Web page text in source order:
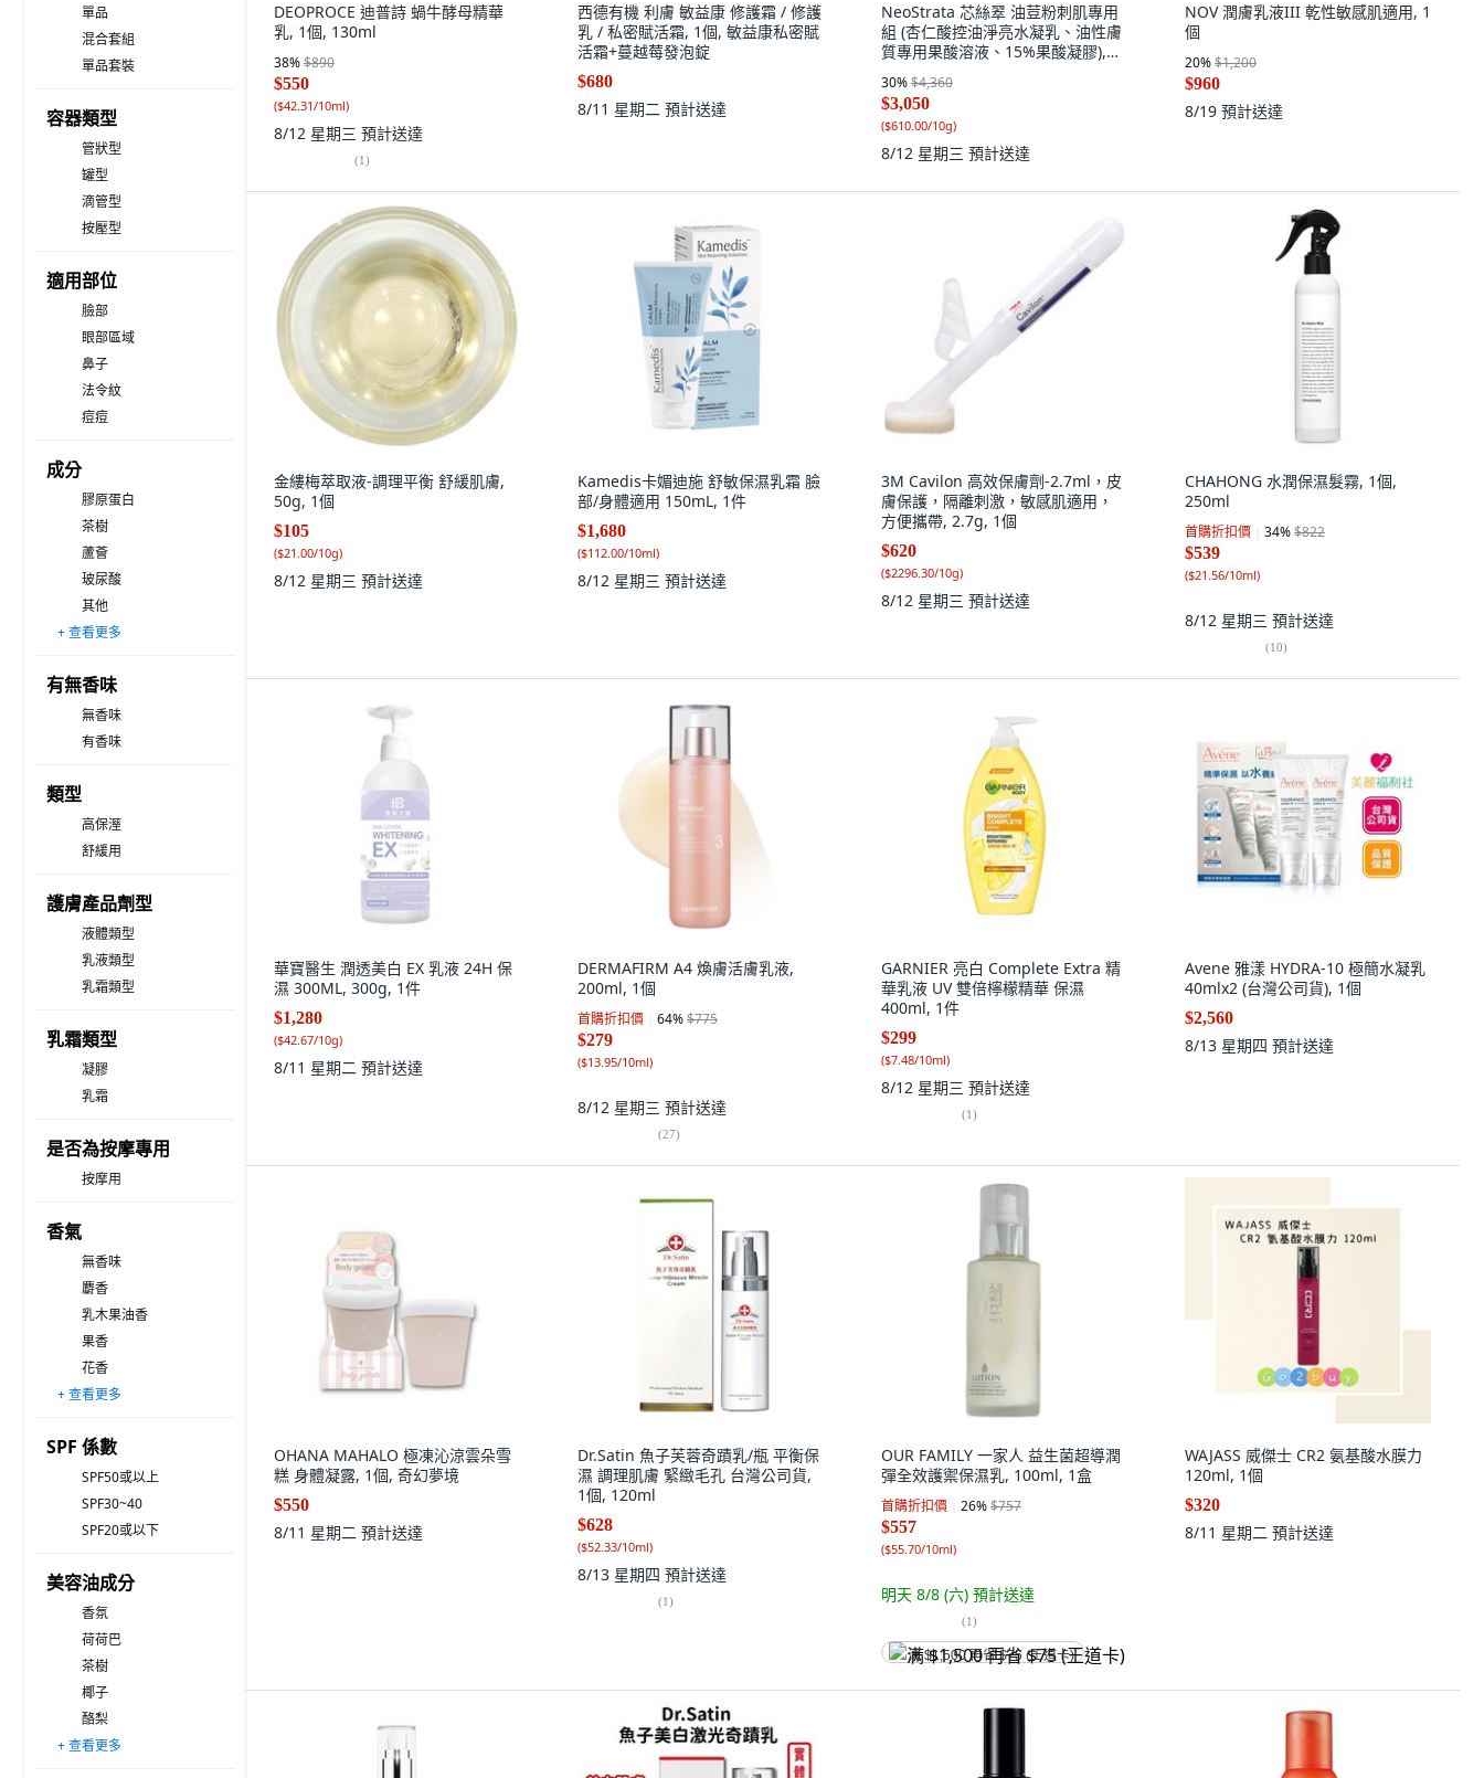
單品
混合套組
單品套裝
容器類型
管狀型
罐型
滴管型
按壓型
適用部位
臉部
眼部區域
鼻子
法令紋
痘痘
成分
膠原蛋白
茶樹
蘆薈
玻尿酸
其他
積雪草
維生素
維他命
胜肽
A醇A醛
菸鹼醯胺
+ 查看更多
有無香味
無香味
有香味
類型
高保溼
舒緩用
護膚產品劑型
液體類型
乳液類型
乳霜類型
乳霜類型
凝膠
乳霜
是否為按摩專用
按摩用
香氣
無香味
麝香
乳木果油香
果香
花香
藥草木香
其他
+ 查看更多
SPF 係數
SPF50或以上
SPF30~40
SPF20或以下
美容油成分
香氛
荷荷巴
茶樹
椰子
酪梨
摩洛哥堅果
花
其他
+ 查看更多
DEOPROCE 迪普詩 蝸牛酵母精華
乳, 1個, 130ml
38%$890
$550
($42.31/10ml)
8/12 星期三 預計送達
(1)
西德有機 利膚 敏益康 修護霜 / 修護
乳 / 私密賦活霜, 1個, 敏益康私密賦
活霜+蔓越莓發泡錠
$680
8/11 星期二 預計送達
NeoStrata 芯絲翠 油荳粉刺肌專用
組 (杏仁酸控油淨亮水凝乳、油性膚
質專用果酸溶液、15%果酸凝膠),
50g, 1件
30%$4,360
$3,050
($610.00/10g)
8/12 星期三 預計送達
NOV 潤膚乳液III 乾性敏感肌適用, 1
個
20%$1,200
$960
8/19 預計送達
金縷梅萃取液-調理平衡 舒緩肌膚,
50g, 1個
$105
($21.00/10g)
8/12 星期三 預計送達
Kamedis卡媚迪施 舒敏保濕乳霜 臉
部/身體適用 150mL, 1件
$1,680
($112.00/10ml)
8/12 星期三 預計送達
3M Cavilon 高效保膚劑-2.7ml，皮
膚保護，隔離刺激，敏感肌適用，
方便攜帶, 2.7g, 1個
$620
($2296.30/10g)
8/12 星期三 預計送達
CHAHONG 水潤保濕髮霧, 1個,
250ml
首購折扣價 34%$822
$539
($21.56/10ml)
8/12 星期三 預計送達
(10)
華寶醫生 潤透美白 EX 乳液 24H 保
濕 300ML, 300g, 1件
$1,280
($42.67/10g)
8/11 星期二 預計送達
DERMAFIRM A4 煥膚活膚乳液,
200ml, 1個
首購折扣價 64%$775
$279
($13.95/10ml)
8/12 星期三 預計送達
(27)
GARNIER 亮白 Complete Extra 精
華乳液 UV 雙倍檸檬精華 保濕
400ml, 1件
$299
($7.48/10ml)
8/12 星期三 預計送達
(1)
Avene 雅漾 HYDRA-10 極簡水凝乳
40mlx2 (台灣公司貨), 1個
$2,560
8/13 星期四 預計送達
OHANA MAHALO 極凍沁涼雲朵雪
糕 身體凝露, 1個, 奇幻夢境
$550
8/11 星期二 預計送達
Dr.Satin 魚子芙蓉奇蹟乳/瓶 平衡保
濕 調理肌膚 緊緻毛孔 台灣公司貨,
1個, 120ml
$628
($52.33/10ml)
8/13 星期四 預計送達
(1)
OUR FAMILY 一家人 益生菌超導潤
彈全效護禦保濕乳, 100ml, 1盒
首購折扣價 26%$757
$557
($55.70/10ml)
明天 8/8 (六) 預計送達
(1)
满 $1,500 再省 $75 (王道卡)
WAJASS 威傑士 CR2 氨基酸水膜力
120ml, 1個
$320
8/11 星期二 預計送達